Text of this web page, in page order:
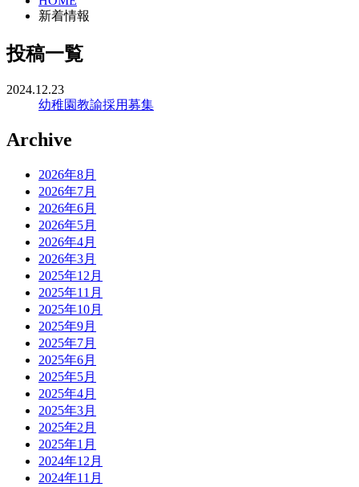
新着情報
投稿一覧
2024.12.23
幼稚園教諭採用募集
Archive
2026年8月
2026年7月
2026年6月
2026年5月
2026年4月
2026年3月
2025年12月
2025年11月
2025年10月
2025年9月
2025年7月
2025年6月
2025年5月
2025年4月
2025年3月
2025年2月
2025年1月
2024年12月
2024年11月